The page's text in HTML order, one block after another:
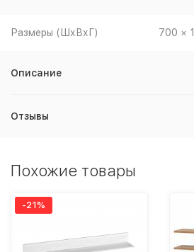
Размеры (ШхВхГ) 700 ×
Описание
Отзывы
Похожие товары
-21%